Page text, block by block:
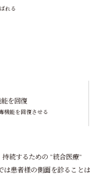
れる
を回復
機能を回復させる
続するための ”統合医療”
は患者様の側面を診ること